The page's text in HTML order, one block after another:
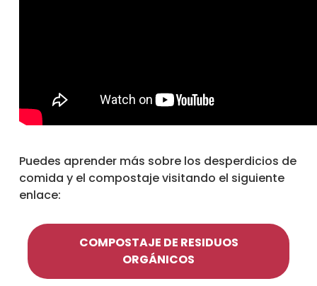
Puedes aprender más sobre los desperdicios de
comida y el compostaje visitando el siguiente
enlace:
COMPOSTAJE DE RESIDUOS
ORGÁNICOS